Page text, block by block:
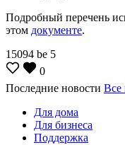
Подробный перечень
этом документе.
15094 be 5
0
Последние новости Все
Для дома
Для бизнеса
Поддержка